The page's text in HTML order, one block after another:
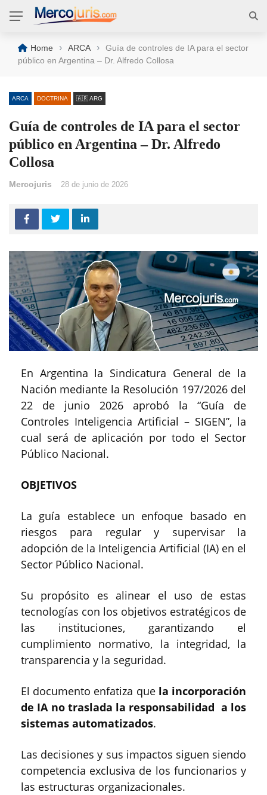
Home › ARCA ›
Guía de controles de IA para el sector
público en Argentina – Dr. Alfredo Collosa
ARCA DOCTRINA 🇦🇷 ARG
Guía de controles de IA para el sector
público en Argentina – Dr. Alfredo
Collosa
Mercojuris 28 de junio de 2026
En Argentina la Sindicatura General de la
Nación mediante la Resolución 197/2026 del
22 de junio 2026 aprobó la “Guía de
Controles Inteligencia Artificial – SIGEN”, la
cual será de aplicación por todo el Sector
Público Nacional.
OBJETIVOS
La guía establece un enfoque basado en
riesgos para regular y supervisar la
adopción de la Inteligencia Artificial (IA) en el
Sector Público Nacional.
Su propósito es alinear el uso de estas
tecnologías con los objetivos estratégicos de
las instituciones, garantizando el
cumplimiento normativo, la integridad, la
transparencia y la seguridad.
El documento enfatiza que la incorporación
de IA no traslada la responsabilidad a los
sistemas automatizados.
Las decisiones y sus impactos siguen siendo
competencia exclusiva de los funcionarios y
las estructuras organizacionales.